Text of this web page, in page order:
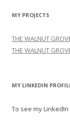
MY PROJECTS
THE WALNUT
THE WALNUT
MY LINKEDIN
To see my